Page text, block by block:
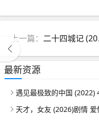
上一篇： 二十四城记 (2008)
最新资源
遇见最极致的中国 (2022)